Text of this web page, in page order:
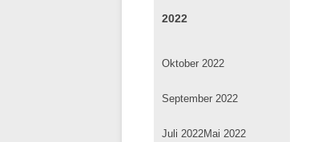
2022
Oktober 2022
September 2022
Juli 2022Mai 2022